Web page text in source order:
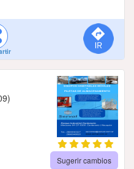
Sugerir cambios